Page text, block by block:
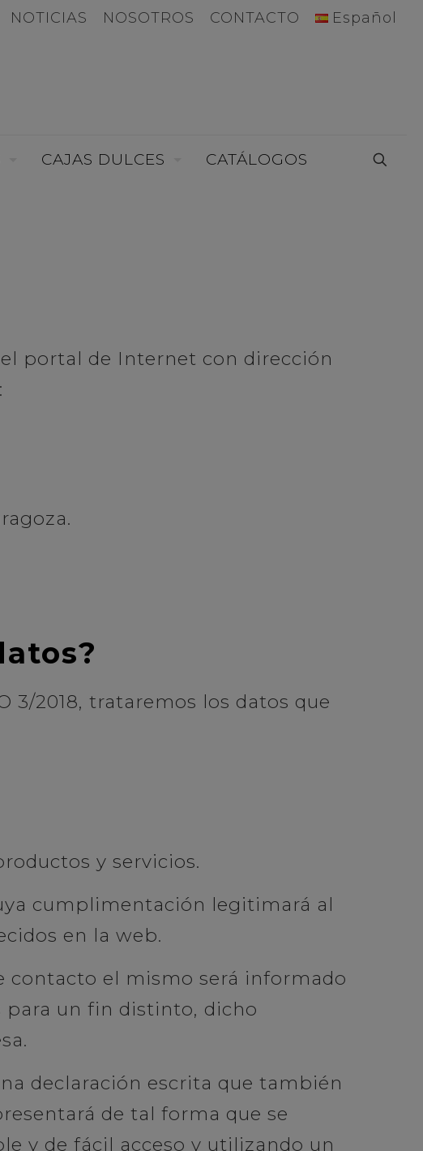
NOTICIAS NOSOTROS CONTACTO Español
CAJAS DULCES CATÁLOGOS
portal de Internet con dirección
3/2018, trataremos los datos que
y servicios.
cumplimentación legitimará al
en la web.
contacto el mismo será informado
para un fin distinto, dicho
declaración escrita que también
de tal forma que se
y de fácil acceso y utilizando un